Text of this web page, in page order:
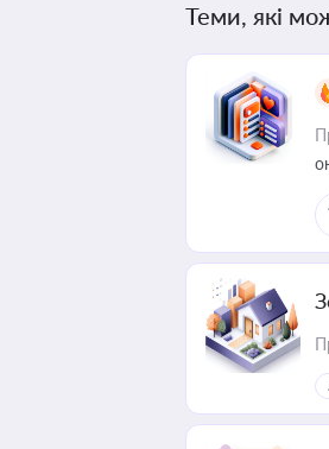
Теми, які